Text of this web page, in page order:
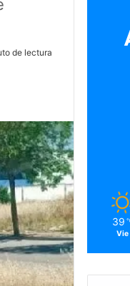
de lectura
39
Vie